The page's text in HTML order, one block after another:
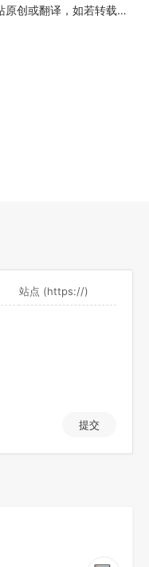
本站文章除注明转载/出处外，均为本站原创或翻译，如若转载，请注明出处。
提交